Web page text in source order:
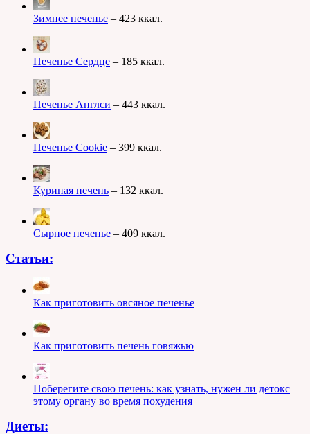
Зимнее печенье – 423 ккал.
Печенье Сердце – 185 ккал.
Печенье Англси – 443 ккал.
Печенье Cookie – 399 ккал.
Куриная печень – 132 ккал.
Сырное печенье – 409 ккал.
Статьи:
Как приготовить овсяное печенье
Как приготовить печень говяжью
Поберегите свою печень: как узнать, нужен ли детокс
этому органу во время похудения
Диеты: